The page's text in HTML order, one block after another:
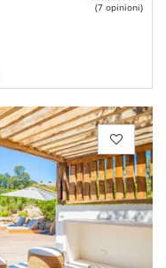
(7 opinioni)